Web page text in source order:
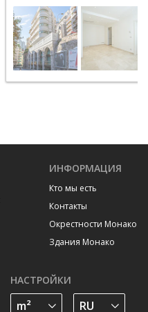
ИНФОРМАЦИЯ
Кто мы есть
Контакты
Окрестности Монако
Здания Монако
НАСТРОЙКИ